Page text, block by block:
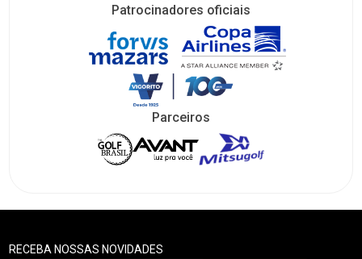
Patrocinadores oficiais
Parceiros
RECEBA NOSSAS NOVIDADES